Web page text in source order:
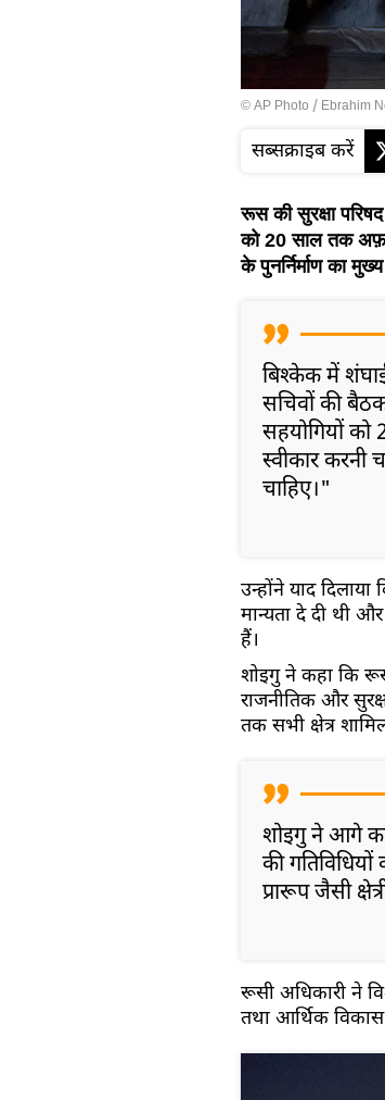
© AP Photo / Ebrahim
सब्सक्राइब करें
रूस की सुरक्षा
को 20 साल तक
के पुनर्निर्माण का
बिश्केक में
सचिवों की
सहयोगियों को
स्वीकार करनी
चाहिए।"
उन्होंने याद
मान्यता दे दी थी
हैं।
शोइगु ने कहा कि
राजनीतिक और
तक सभी क्षेत्र
शोइगु ने आगे
की
प्रारूप जैसी
रूसी अधिकारी ने
तथा आर्थिक विकास